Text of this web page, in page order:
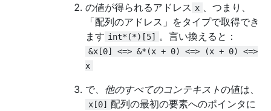
の値が得られるアドレス x
、つまり、
「配列のアドレス」をタイプで取得でき
ます int*(*)[5] 。言い換えると：
&x[0] <=> &*(x + 0) <=> (x + 0) <=>
x
で、他のすべてのコンテキストの値は、
x[0] 配列の最初の要素へのポインタに